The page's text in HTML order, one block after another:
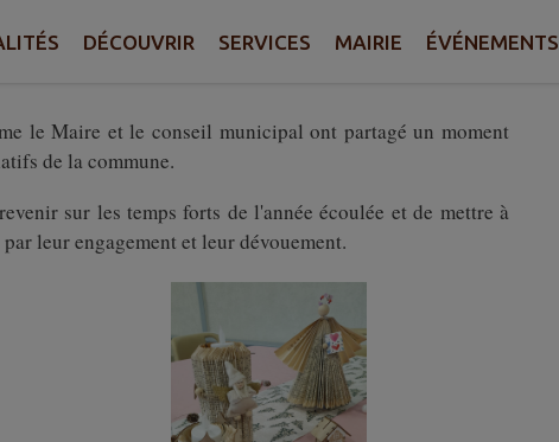
DÉCOUVRIR SERVICES MAIRIE ÉVÉNEMENTS
2025 pleine d'énergie, cap sur 2026 !
le Maire et le conseil municipal ont partagé un moment
de la commune.
sur les temps forts de l'année écoulée et de mettre à
leur engagement et leur dévouement.